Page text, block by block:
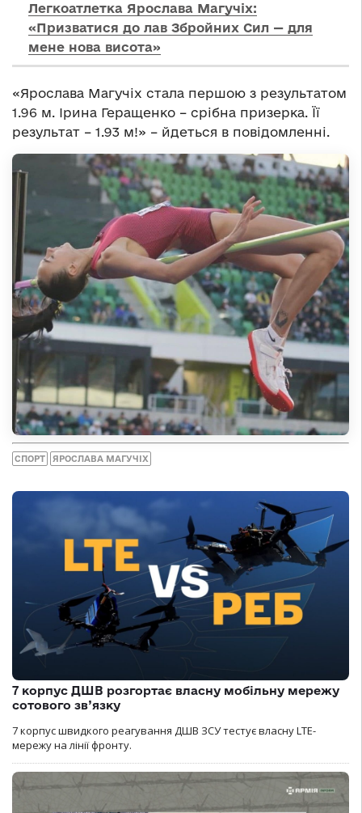
Легкоатлетка Ярослава Магучіх:
«Призватися до лав Збройних Сил — для
мене нова висота»
«Ярослава Магучіх стала першою з результатом
1.96 м. Ірина Геращенко – срібна призерка. Її
результат – 1.93 м!» – йдеться в повідомленні.
СПОРТ ЯРОСЛАВА МАГУЧІХ
7 корпус ДШВ розгортає власну мобільну мережу
сотового зв’язку
7 корпус швидкого реагування ДШВ ЗСУ тестує власну LTE-
мережу на лінії фронту.